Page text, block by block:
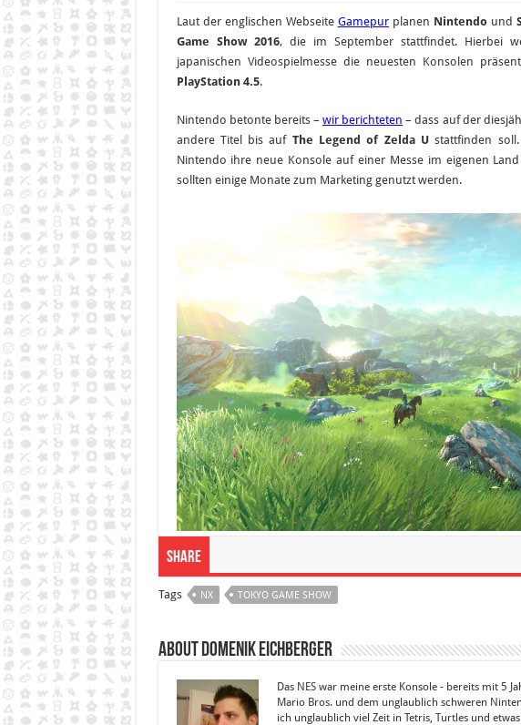
Laut der englischen Webseite Gamepurplanen Nintendo und
Game Show 2016, die im September stattfindet. Hierbei
japanischen Videospielmesse die neuesten Konsolen
PlayStation 4.5.
Nintendo betonte bereits – wir berichteten – dass auf der
andere Titel bis auf The Legend of Zelda U stattfinden
Nintendo ihre neue Konsole auf einer Messe im eigenen
sollten einige Monate zum Marketing genutzt werden.
Share
Tags NX TOKYO GAME SHOW
About Domenik Eichberger
Das NES war meine erste Konsole - bereits mit 5
Mario Bros. und dem unglaublich schweren
ich unglaublich viel Zeit in Tetris, Turtles und